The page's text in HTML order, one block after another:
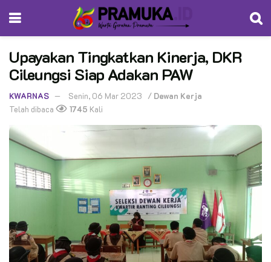
Upayakan Tingkatkan Kinerja, DKR
Cileungsi Siap Adakan PAW
KWARNAS Senin, 06 Mar 2023 / Dewan Kerja
Telah dibaca
1745 Kali